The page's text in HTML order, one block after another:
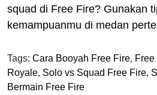
squad di Free Fire? Gunakan
kemampuanmu di medan
Tags: Cara Booyah Free Fire,
Royale, Solo vs Squad Free Fire,
Bermain Free Fire